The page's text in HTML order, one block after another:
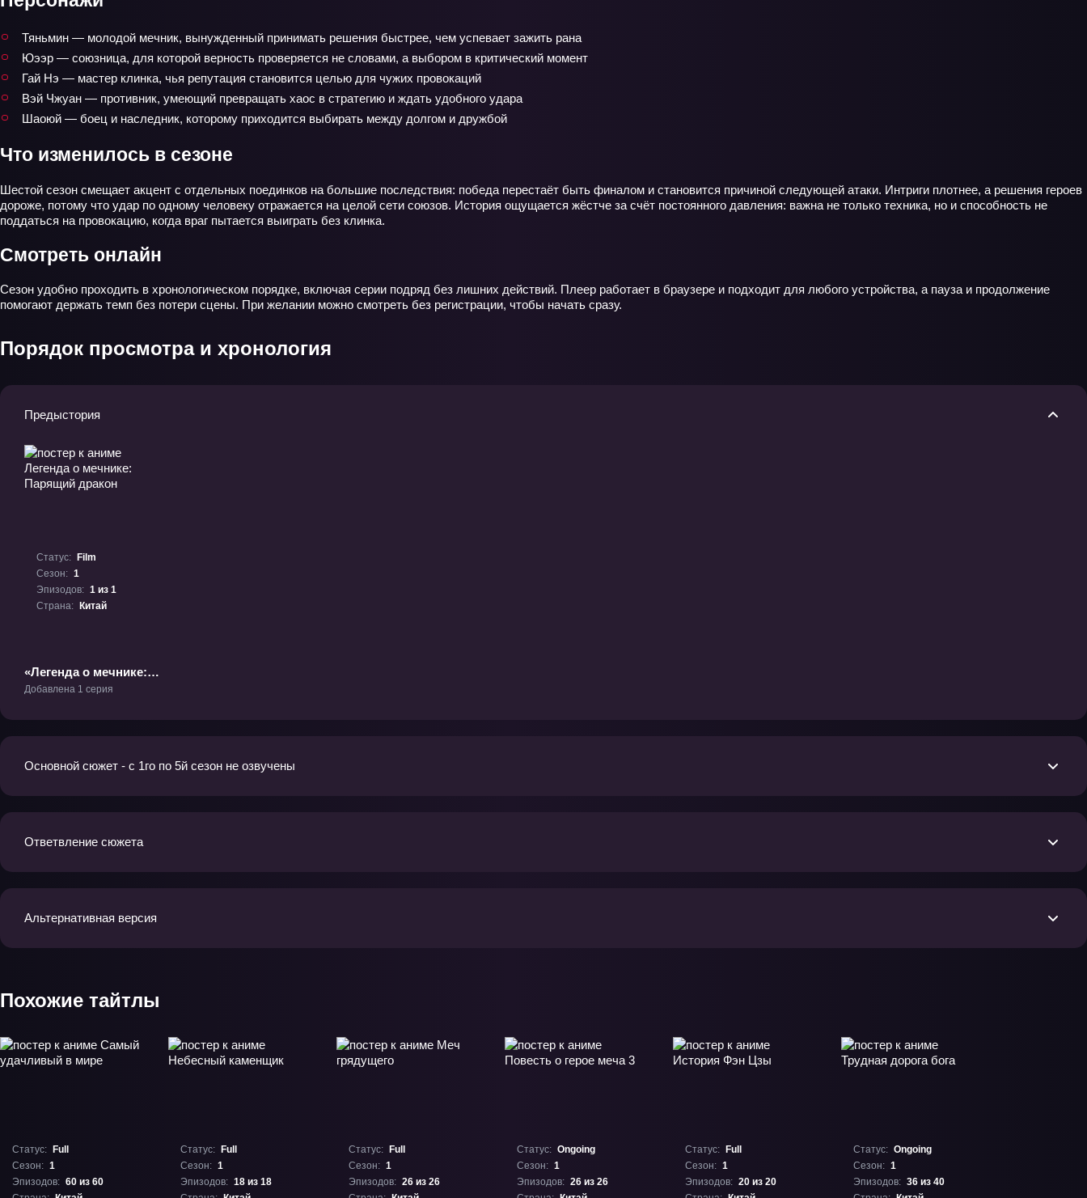
Тяньмин — молодой мечник, вынужденный принимать решения быстрее, чем успевает зажить рана
Юээр — союзница, для которой верность проверяется не словами, а выбором в критический момент
Гай Нэ — мастер клинка, чья репутация становится целью для чужих провокаций
Вэй Чжуан — противник, умеющий превращать хаос в стратегию и ждать удобного удара
Шаоюй — боец и наследник, которому приходится выбирать между долгом и дружбой
Что изменилось в сезоне
Шестой сезон смещает акцент с отдельных поединков на большие последствия: победа перестаёт быть финалом и становится причиной следующей атаки. Интриги плотнее, а решения героев
дороже, потому что удар по одному человеку отражается на целой сети союзов. История ощущается жёстче за счёт постоянного давления: важна не только техника, но и способность не
поддаться на провокацию, когда враг пытается выиграть без клинка.
Смотреть онлайн
Сезон удобно проходить в хронологическом порядке, включая серии подряд без лишних действий. Плеер работает в браузере и подходит для любого устройства, а пауза и продолжение
помогают держать темп без потери сцены. При желании можно смотреть без регистрации, чтобы начать сразу.
Порядок просмотра и хронология
Предыстория
Статус:
Film
Сезон: 1
Эпизодов: 1 из 1
Страна:
Китай
«Легенда о мечнике:
Парящий дракон»
Добавлена 1 серия
Основной сюжет - с 1го по 5й сезон не озвучены
Ответвление сюжета
Альтернативная версия
Похожие тайтлы
Статус:
Full
Сезон: 1
Эпизодов: 60 из 60
Статус:
Full
Сезон: 1
Эпизодов: 18 из 18
Статус:
Full
Сезон: 1
Эпизодов: 26 из 26
Статус: Ongoing
Сезон: 1
Эпизодов: 26 из 26
Статус:
Full
Сезон: 1
Эпизодов: 20 из 20
Статус: Ongoing
Сезон: 1
Эпизодов: 36 из 40